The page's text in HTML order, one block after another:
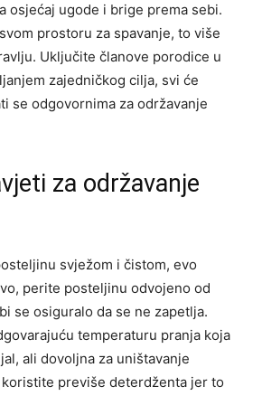
osjećaj ugode i brige prema sebi.
prostoru za spavanje, to više
Uključite članove porodice u
zajedničkog cilja, svi će
se odgovornima za održavanje
za održavanje
svježom i čistom, evo
perite posteljinu odvojeno od
se osiguralo da se ne zapetlja.
temperaturu pranja koja
ali dovoljna za uništavanje
previše deterdženta jer to